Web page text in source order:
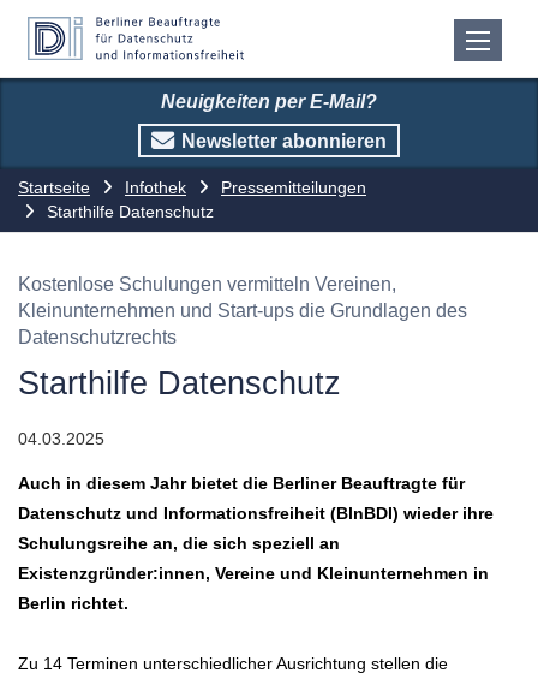
Neuigkeiten per E-Mail?
Newsletter abonnieren
Startseite Infothek
Pressemitteilungen
Starthilfe Datenschutz
Kostenlose Schulungen vermitteln Vereinen,
Kleinunternehmen und Start-ups die Grundlagen des
Datenschutzrechts
Starthilfe Datenschutz
04.03.2025
Auch in diesem Jahr bietet die Berliner Beauftragte für
Datenschutz und Informationsfreiheit (BlnBDI) wieder ihre
Schulungsreihe an, die sich speziell an
Existenzgründer:innen, Vereine und Kleinunternehmen in
Berlin richtet.
Zu 14 Terminen unterschiedlicher Ausrichtung stellen die